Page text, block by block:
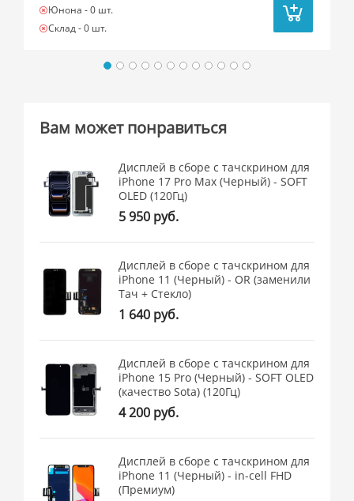
Юнона -0 шт.
Склад -0 шт.
Вам может понравиться
Дисплей в сборе с тачскрином для
iPhone 17 Pro Max (Черный) - SOFT
OLED (120Гц)
5 950 руб.
Дисплей в сборе с тачскрином для
iPhone 11 (Черный) - OR (заменили
Тач + Стекло)
1 640 руб.
Дисплей в сборе с тачскрином для
iPhone 15 Pro (Черный) - SOFT OLED
(качество Sota) (120Гц)
4 200 руб.
Дисплей в сборе с тачскрином для
iPhone 11 (Черный) - in-cell FHD
(Премиум)